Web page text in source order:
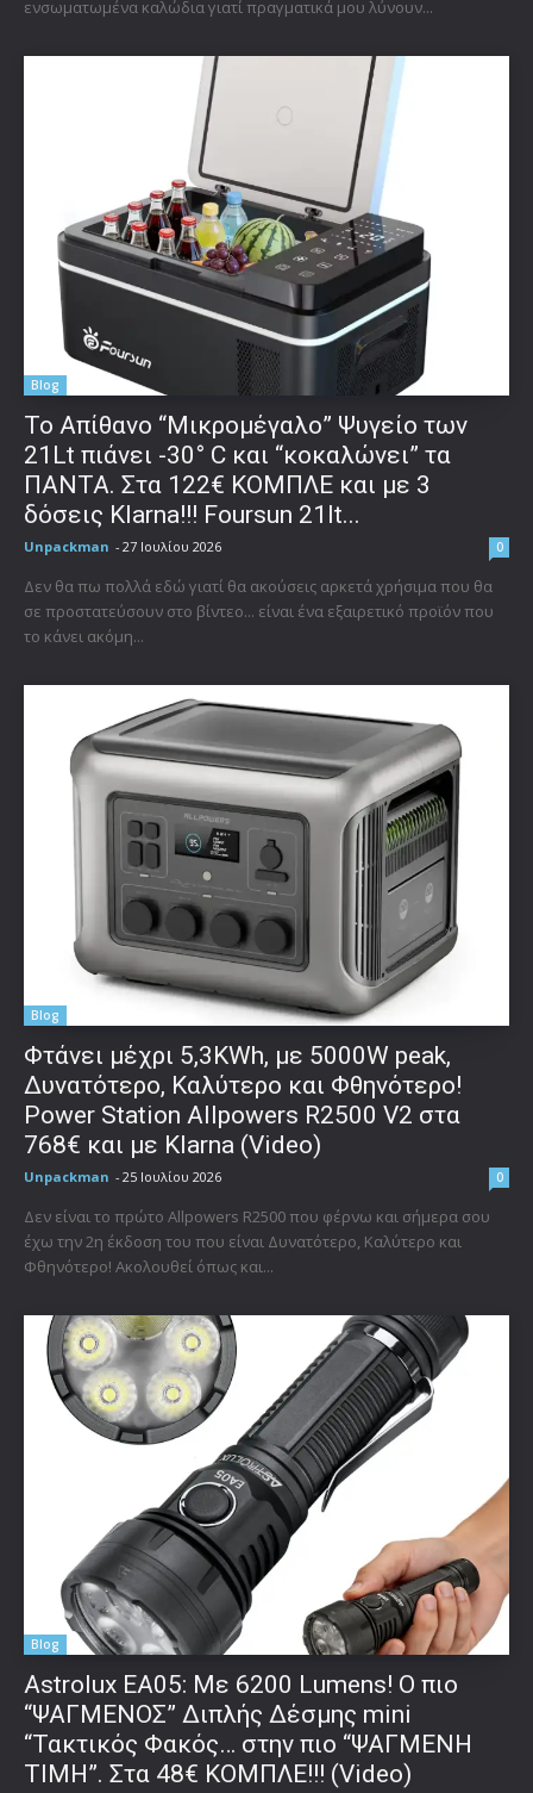
ενσωματωμένα καλώδια γιατί πραγματικά μου λύνουν...
Blog
Το Απίθανο “Μικρομέγαλο” Ψυγείο των
21Lt πιάνει -30° C και “κοκαλώνει” τα
ΠΑΝΤΑ. Στα 122€ ΚΟΜΠΛΕ και με 3
δόσεις Klarna!!! Foursun 21lt...
Unpackman - 27 Ιουλίου 2026 0
Δεν θα πω πολλά εδώ γιατί θα ακούσεις αρκετά χρήσιμα που θα
σε προστατεύσουν στο βίντεο... είναι ένα εξαιρετικό προϊόν που
το κάνει ακόμη...
Blog
Φτάνει μέχρι 5,3KWh, με 5000W peak,
Δυνατότερο, Καλύτερο και Φθηνότερο!
Power Station Allpowers R2500 V2 στα
768€ και με Klarna (Video)
Unpackman - 25 Ιουλίου 2026 0
Δεν είναι το πρώτο Allpowers R2500 που φέρνω και σήμερα σου
έχω την 2η έκδοση του που είναι Δυνατότερο, Καλύτερο και
Φθηνότερο! Ακολουθεί όπως και...
Blog
Astrolux ΕΑ05: Με 6200 Lumens! Ο πιο
“ΨΑΓΜΕΝΟΣ” Διπλής Δέσμης mini
“Τακτικός Φακός… στην πιο “ΨΑΓΜΕΝΗ
ΤΙΜΗ”. Στα 48€ ΚΟΜΠΛΕ!!! (Video)